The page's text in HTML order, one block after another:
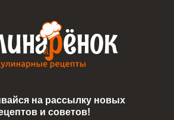
на рассылку новых
и советов!